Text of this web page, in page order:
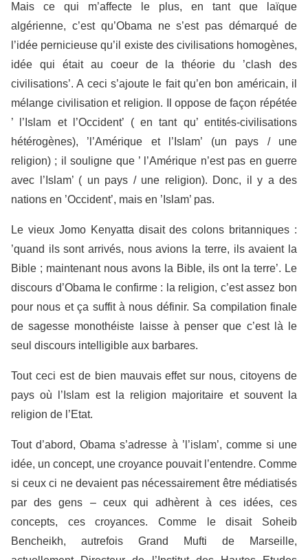
Mais ce qui m’affecte le plus, en tant que laïque
algérienne, c’est qu’Obama ne s’est pas démarqué de
l’idée pernicieuse qu’il existe des civilisations homogènes,
idée qui était au coeur de la théorie du ’clash des
civilisations’. A ceci s’ajoute le fait qu’en bon américain, il
mélange civilisation et religion. Il oppose de façon répétée
’ l’Islam et l’Occident’ ( en tant qu’ entités-civilisations
hétérogènes), ’l’Amérique et l’Islam’ (un pays / une
religion) ; il souligne que ’ l’Amérique n’est pas en guerre
avec l’Islam’ ( un pays / une religion). Donc, il y a des
nations en ’Occident’, mais en ’Islam’ pas.
Le vieux Jomo Kenyatta disait des colons britanniques :
’quand ils sont arrivés, nous avions la terre, ils avaient la
Bible ; maintenant nous avons la Bible, ils ont la terre’. Le
discours d’Obama le confirme : la religion, c’est assez bon
pour nous et ça suffit à nous définir. Sa compilation finale
de sagesse monothéiste laisse à penser que c’est là le
seul discours intelligible aux barbares.
Tout ceci est de bien mauvais effet sur nous, citoyens de
pays où l’Islam est la religion majoritaire et souvent la
religion de l’Etat.
Tout d’abord, Obama s’adresse à ’l’islam’, comme si une
idée, un concept, une croyance pouvait l’entendre. Comme
si ceux ci ne devaient pas nécessairement être médiatisés
par des gens – ceux qui adhèrent à ces idées, ces
concepts, ces croyances. Comme le disait Soheib
Bencheikh, autrefois Grand Mufti de Marseille,